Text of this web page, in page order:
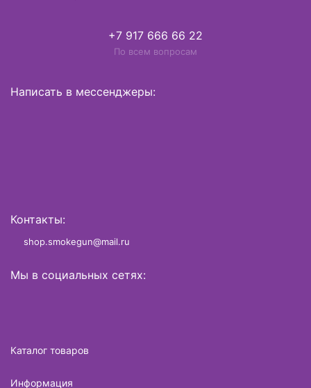
+7 917 666 66 22
По всем вопросам
Написать в мессенджеры:
Контакты:
shop.smokegun@mail.ru
Мы в социальных сетях:
Каталог товаров
Информация